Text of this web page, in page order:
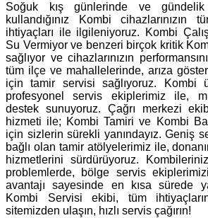
Soğuk kış günlerinde ve gündelik
kullandığınız Kombi cihazlarınızın
ihtiyaçları ile ilgileniyoruz. Kombi
Su Vermiyor ve benzeri birçok kritik
sağlıyor ve cihazlarınızın
tüm ilçe ve mahallelerinde, arıza
için tamir servisi sağlıyoruz. Kombi
profesyonel servis ekiplerimiz ile,
destek sunuyoruz. Çağrı merkezi
hizmeti ile; Kombi Tamiri ve Kombi
için sizlerin sürekli yanındayız. Geniş
bağlı olan tamir atölyelerimiz ile,
hizmetlerini sürdürüyoruz.
problemlerde, bölge servis
avantajı sayesinde en kısa sürede
Kombi Servisi ekibi, tüm
sitemizden ulaşın, hızlı servis çağırın!